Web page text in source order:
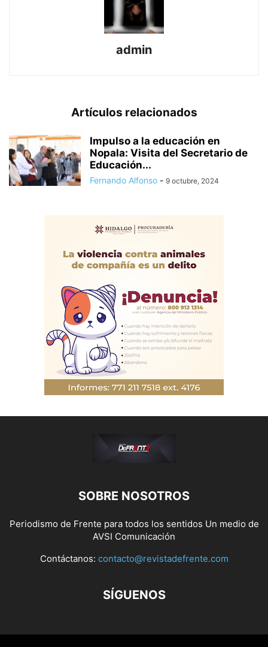
admin
Artículos relacionados
Impulso a la educación en
Nopala: Visita del Secretario de
Educación...
Fernando Alfonso - 9 octubre, 2024
SOBRE NOSOTROS
Periodismo de Frente para todos los sentidos Un medio de
AVSI Comunicación
Contáctanos: contacto@revistadefrente.com
SÍGUENOS